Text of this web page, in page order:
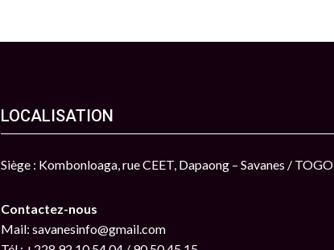
LOCALISATION
Siège : Kombonloaga, rue CEET, Dapaong – Savanes / TOGO
Contactez-nous
Mail: savanesinfo@gmail.com